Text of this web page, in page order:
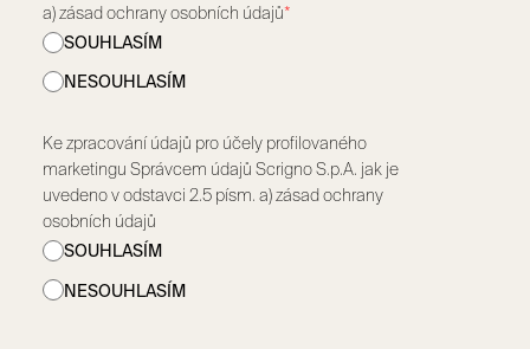
a) zásad ochrany osobních údajů*
SOUHLASÍM
NESOUHLASÍM
Ke zpracování údajů pro účely profilovaného
marketingu Správcem údajů Scrigno S.p.A. jak je
uvedeno v odstavci 2.5 písm. a) zásad ochrany
osobních údajů
SOUHLASÍM
NESOUHLASÍM